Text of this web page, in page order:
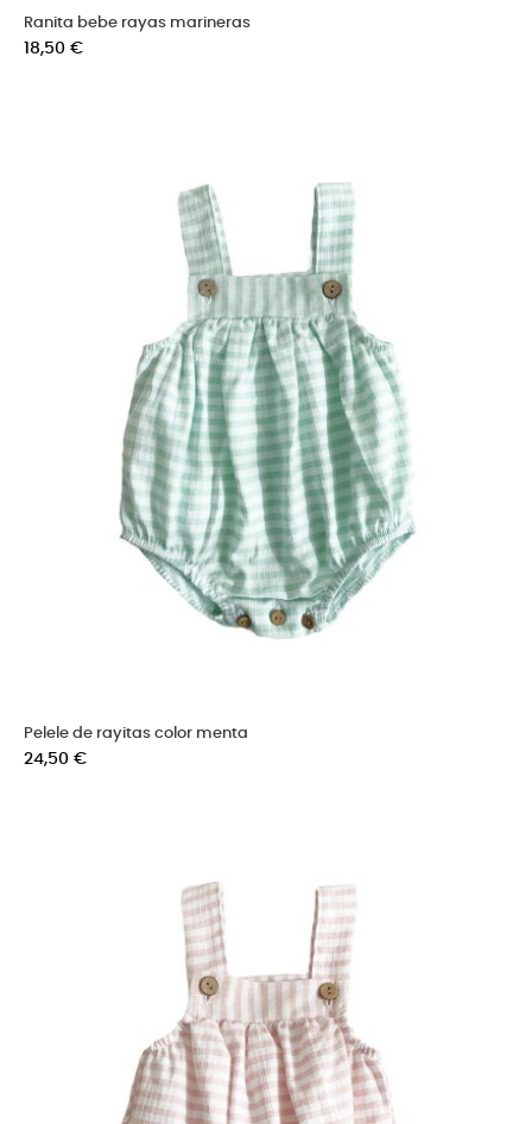
Ranita bebe rayas marineras
Precio
18,50 €
Pelele de rayitas color menta
Precio
24,50 €